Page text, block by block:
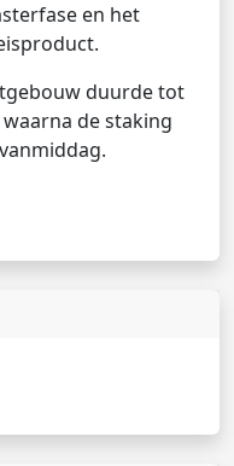
en het
duurde tot
de staking